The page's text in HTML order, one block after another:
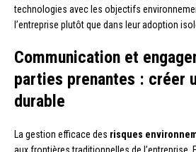
technologies avec les objectifs
l’entreprise plutôt que dans leur adoption
Communication et
parties prenantes : créer
durable
La gestion efficace des risques